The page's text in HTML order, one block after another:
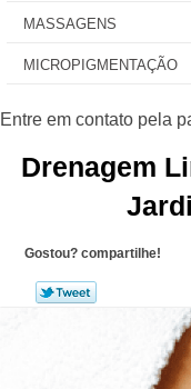
MASSAGENS
MICROPIGMENTAÇÃO
Drenagem
Gostou? compartilhe!